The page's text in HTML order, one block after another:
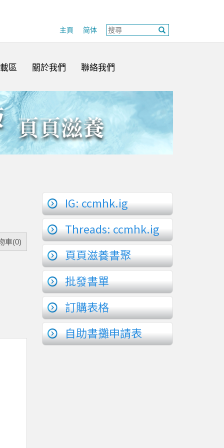
主頁 简体
區 關於我們 聯絡我們
車(0)
IG: ccmhk.ig
Threads: ccmhk.ig
頁頁滋養書聚
批發書單
訂購表格
自助書攤申請表